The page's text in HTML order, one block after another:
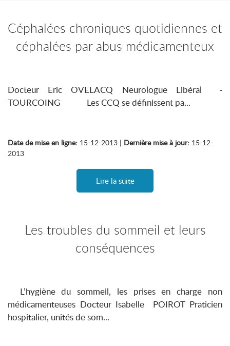
Céphalées chroniques quotidiennes et
céphalées par abus médicamenteux
Docteur Eric OVELACQ Neurologue Libéral -
TOURCOING Les CCQ se définissent pa...
Date de mise en ligne: 15-12-2013 | Dernière mise à jour: 15-12-
2013
Lire la suite
Les troubles du sommeil et leurs
conséquences
L’hygiène du sommeil, les prises en charge non
médicamenteuses Docteur Isabelle POIROT Praticien
hospitalier, unités de som...